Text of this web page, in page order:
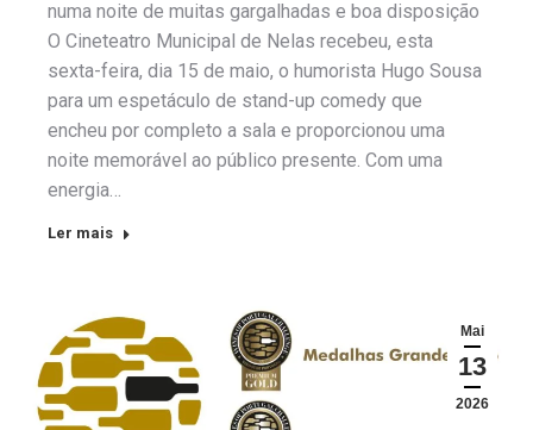
numa noite de muitas gargalhadas e boa disposição
O Cineteatro Municipal de Nelas recebeu, esta
sexta-feira, dia 15 de maio, o humorista Hugo Sousa
para um espetáculo de stand-up comedy que
encheu por completo a sala e proporcionou uma
noite memorável ao público presente. Com uma
energia…
Ler mais
Mai
13
2026